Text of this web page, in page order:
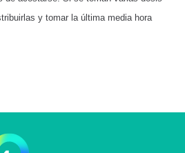
y tomar la última media hora